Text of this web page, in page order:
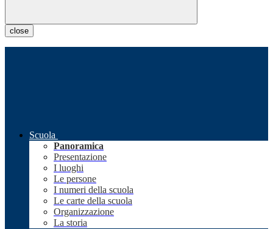
close
Scuola
Panoramica
Presentazione
I luoghi
Le persone
I numeri della scuola
Le carte della scuola
Organizzazione
La storia